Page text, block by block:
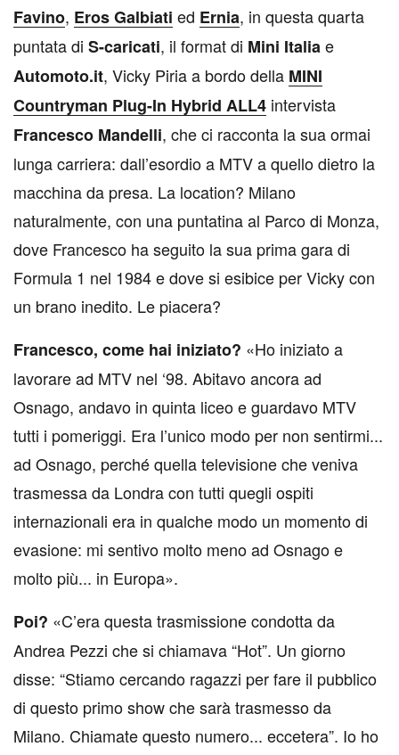
Favino, Eros Galbiati ed Ernia, in questa quarta
puntata di S-caricati, il format di Mini Italiae
Automoto.it, Vicky Piria a bordo della MINI
Countryman Plug-In Hybrid ALL4 intervista
Francesco Mandelli, che ci racconta la sua ormai
lunga carriera: dall’esordio a MTV a quello dietro la
macchina da presa. La location? Milano
naturalmente, con una puntatina al Parco di Monza,
dove Francesco ha seguito la sua prima gara di
Formula 1 nel 1984 e dove si esibice per Vicky con
un brano inedito. Le piacera?
Francesco, come hai iniziato? «Ho iniziato a
lavorare ad MTV nel ‘98. Abitavo ancora ad
Osnago, andavo in quinta liceo e guardavo MTV
tutti i pomeriggi. Era l’unico modo per non sentirmi...
ad Osnago, perché quella televisione che veniva
trasmessa da Londra con tutti quegli ospiti
internazionali era in qualche modo un momento di
evasione: mi sentivo molto meno ad Osnago e
molto più... in Europa».
Poi? «C’era questa trasmissione condotta da
Andrea Pezzi che si chiamava “Hot”. Un giorno
disse: “Stiamo cercando ragazzi per fare il pubblico
di questo primo show che sarà trasmesso da
Milano. Chiamate questo numero... eccetera”. Io ho